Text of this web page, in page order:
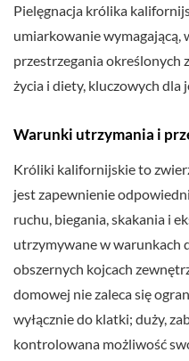
Pielęgnacja królika
umiarkowanie wymagającą,
przestrzegania określonych
życia i diety, kluczowych dla
Warunki utrzymania i
Króliki kalifornijskie to
jest zapewnienie
ruchu, biegania, skakania i
utrzymywane w warunkach
obszernych kojcach
domowej nie zaleca się
wyłącznie do klatki; duży,
kontrolowana możliwość